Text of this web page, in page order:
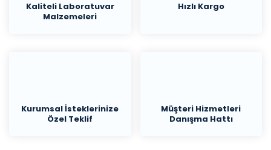
Kaliteli Laboratuvar
Malzemeleri
Hızlı Kargo
Kurumsal İsteklerinize
Özel Teklif
Müşteri Hizmetleri
Danışma Hattı